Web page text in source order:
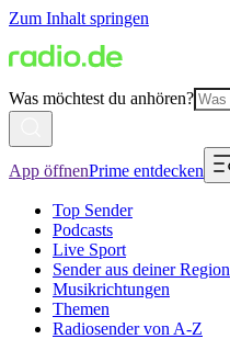
Zum Inhalt springen
Was möchtest du anhören?
App öffnenPrime entdecken
Top Sender
Podcasts
Live Sport
Sender aus deiner Region
Musikrichtungen
Themen
Radiosender von A-Z